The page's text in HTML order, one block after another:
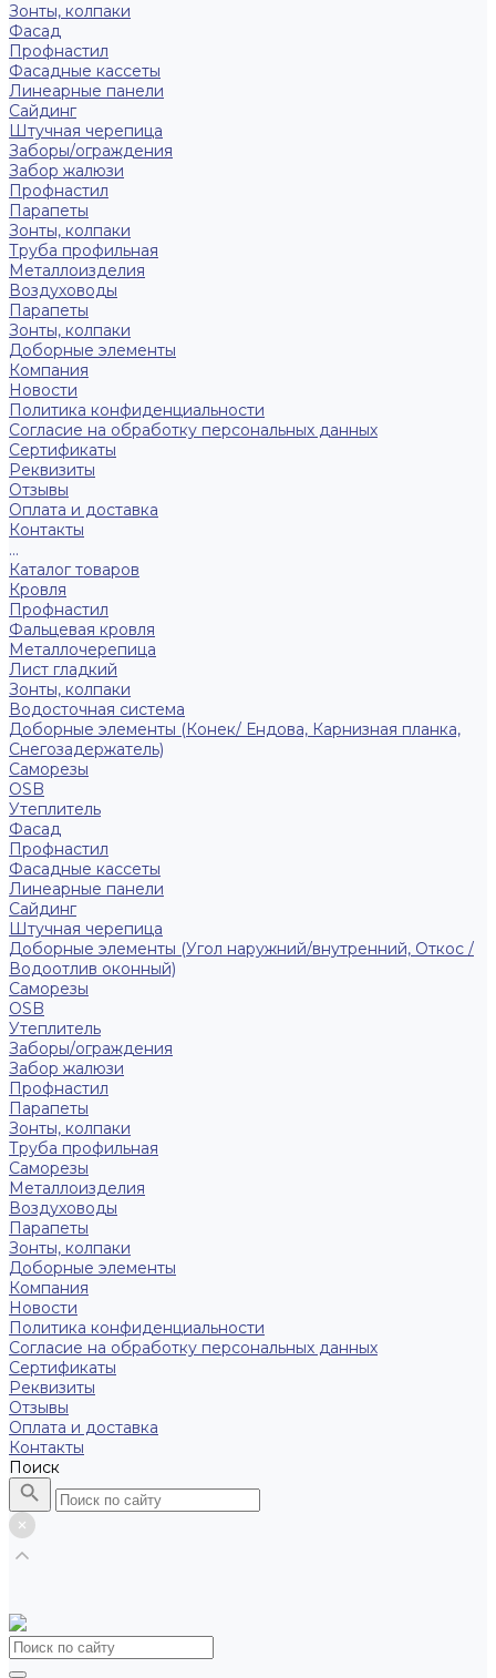
Зонты, колпаки
Фасад
Профнастил
Фасадные кассеты
Линеарные панели
Сайдинг
Штучная черепица
Заборы/ограждения
Забор жалюзи
Профнастил
Парапеты
Зонты, колпаки
Труба профильная
Металлоизделия
Воздуховоды
Парапеты
Зонты, колпаки
Доборные элементы
Компания
Новости
Политика конфиденциальности
Согласие на обработку персональных данных
Сертификаты
Реквизиты
Отзывы
Оплата и доставка
Контакты
...
Каталог товаров
Кровля
Профнастил
Фальцевая кровля
Металлочерепица
Лист гладкий
Зонты, колпаки
Водосточная система
Доборные элементы (Конек/ Ендова, Карнизная планка,
Снегозадержатель)
Саморезы
ОSB
Утеплитель
Фасад
Профнастил
Фасадные кассеты
Линеарные панели
Сайдинг
Штучная черепица
Доборные элементы (Угол наружний/внутренний, Откос /
Водоотлив оконный)
Саморезы
OSB
Утеплитель
Заборы/ограждения
Забор жалюзи
Профнастил
Парапеты
Зонты, колпаки
Труба профильная
Саморезы
Металлоизделия
Воздуховоды
Парапеты
Зонты, колпаки
Доборные элементы
Компания
Новости
Политика конфиденциальности
Согласие на обработку персональных данных
Сертификаты
Реквизиты
Отзывы
Оплата и доставка
Контакты
Поиск